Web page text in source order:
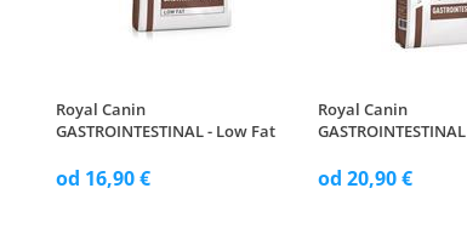
Royal Canin
GASTROINTESTINAL - Low Fat
od 16,90 €
Royal Canin
GASTROINTESTINAL
od 20,90 €